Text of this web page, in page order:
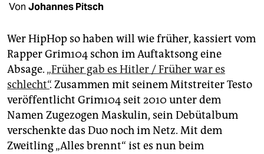
shop
fragen & hilfe
unterstützen
abo
genossenschaft
epaper login
Von Johannes Pitsch
Wer HipHop so haben will wie früher, kassiert vom
Rapper Grim104 schon im Auftaktsong eine
Absage. „Früher gab es Hitler / Früher war es
schlecht“. Zusammen mit seinem Mitstreiter Testo
veröffentlicht Grim104 seit 2010 unter dem
Namen Zugezogen Maskulin, sein Debütalbum
verschenkte das Duo noch im Netz. Mit dem
Zweitling „Alles brennt“ ist es nun beim